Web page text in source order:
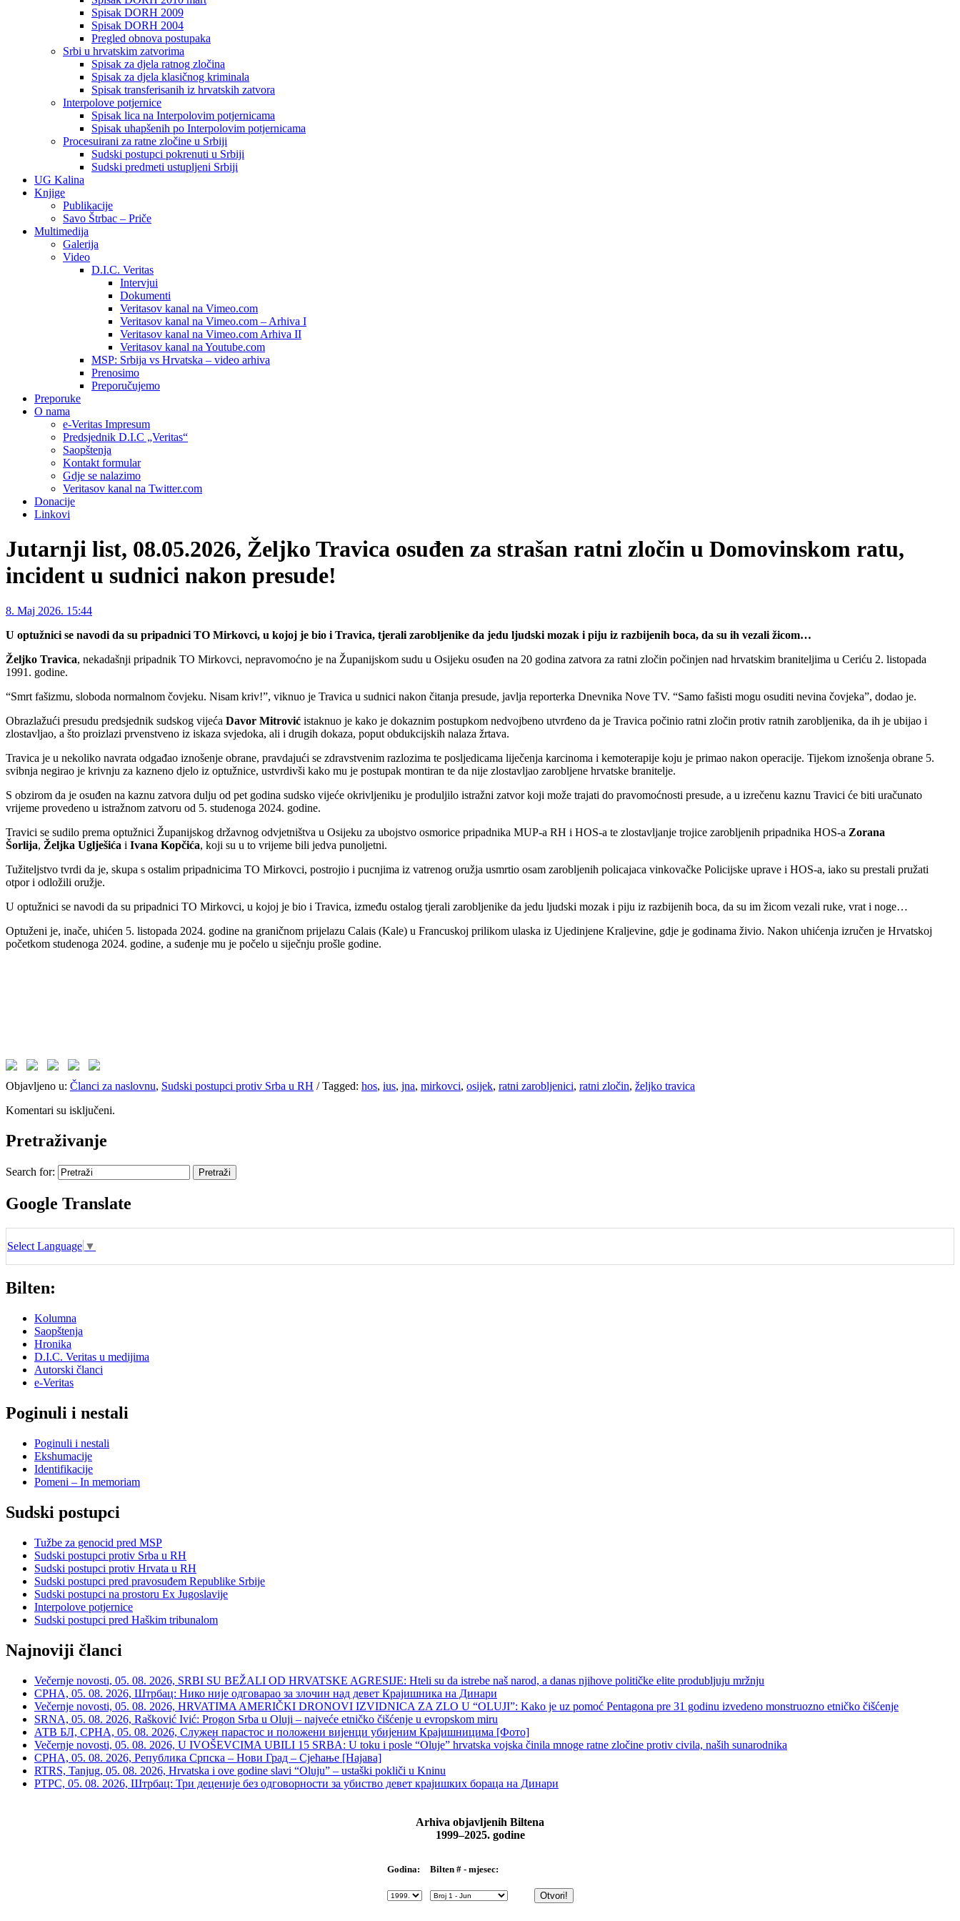
Spisak DORH 2009
Spisak DORH 2004
Pregled obnova postupaka
Srbi u hrvatskim zatvorima
Spisak za djela ratnog zločina
Spisak za djela klasičnog kriminala
Spisak transferisanih iz hrvatskih zatvora
Interpolove potjernice
Spisak lica na Interpolovim potjernicama
Spisak uhapšenih po Interpolovim potjernicama
Procesuirani za ratne zločine u Srbiji
Sudski postupci pokrenuti u Srbiji
Sudski predmeti ustupljeni Srbiji
UG Kalina
Knjige
Publikacije
Savo Štrbac – Priče
Multimedija
Galerija
Video
D.I.C. Veritas
Intervjui
Dokumenti
Veritasov kanal na Vimeo.com
Veritasov kanal na Vimeo.com – Arhiva I
Veritasov kanal na Vimeo.com Arhiva II
Veritasov kanal na Youtube.com
MSP: Srbija vs Hrvatska – video arhiva
Prenosimo
Preporučujemo
Preporuke
O nama
e-Veritas Impresum
Predsjednik D.I.C „Veritas“
Saopštenja
Kontakt formular
Gdje se nalazimo
Veritasov kanal na Twitter.com
Donacije
Linkovi
Jutarnji list, 08.05.2026, Željko Travica osuđen za strašan ratni zločin u Domovinskom ratu,
incident u sudnici nakon presude!
8. Maj 2026. 15:44
U optužnici se navodi da su pripadnici TO Mirkovci, u kojoj je bio i Travica, tjerali zarobljenike da jedu ljudski mozak i piju iz razbijenih boca, da su ih vezali žicom…
Željko Travica, nekadašnji pripadnik TO Mirkovci, nepravomoćno je na Županijskom sudu u Osijeku osuđen na 20 godina zatvora za ratni zločin počinjen nad hrvatskim braniteljima u Ceriću 2. listopada
1991. godine.
“Smrt fašizmu, sloboda normalnom čovjeku. Nisam kriv!”, viknuo je Travica u sudnici nakon čitanja presude, javlja reporterka Dnevnika Nove TV. “Samo fašisti mogu osuditi nevina čovjeka”, dodao je.
Obrazlažući presudu predsjednik sudskog vijeća Davor Mitrović istaknuo je kako je dokaznim postupkom nedvojbeno utvrđeno da je Travica počinio ratni zločin protiv ratnih zarobljenika, da ih je ubijao i
zlostavljao, a što proizlazi prvenstveno iz iskaza svjedoka, ali i drugih dokaza, poput obdukcijskih nalaza žrtava.
Travica je u nekoliko navrata odgađao iznošenje obrane, pravdajući se zdravstvenim razlozima te posljedicama liječenja karcinoma i kemoterapije koju je primao nakon operacije. Tijekom iznošenja obrane 5.
svibnja negirao je krivnju za kazneno djelo iz optužnice, ustvrdivši kako mu je postupak montiran te da nije zlostavljao zarobljene hrvatske branitelje.
S obzirom da je osuđen na kaznu zatvora dulju od pet godina sudsko vijeće okrivljeniku je produljilo istražni zatvor koji može trajati do pravomoćnosti presude, a u izrečenu kaznu Travici će biti uračunato
vrijeme provedeno u istražnom zatvoru od 5. studenoga 2024. godine.
Travici se sudilo prema optužnici Županijskog državnog odvjetništva u Osijeku za ubojstvo osmorice pripadnika MUP-a RH i HOS-a te zlostavljanje trojice zarobljenih pripadnika HOS-a Zorana
Šorlija, Željka Uglješića i Ivana Kopčića, koji su u to vrijeme bili jedva punoljetni.
Tužiteljstvo tvrdi da je, skupa s ostalim pripadnicima TO Mirkovci, postrojio i pucnjima iz vatrenog oružja usmrtio osam zarobljenih policajaca vinkovačke Policijske uprave i HOS-a, iako su prestali pružati
otpor i odložili oružje.
U optužnici se navodi da su pripadnici TO Mirkovci, u kojoj je bio i Travica, između ostalog tjerali zarobljenike da jedu ljudski mozak i piju iz razbijenih boca, da su im žicom vezali ruke, vrat i noge…
Optuženi je, inače, uhićen 5. listopada 2024. godine na graničnom prijelazu Calais (Kale) u Francuskoj prilikom ulaska iz Ujedinjene Kraljevine, gdje je godinama živio. Nakon uhićenja izručen je Hrvatskoj
početkom studenoga 2024. godine, a suđenje mu je počelo u siječnju prošle godine.
Objavljeno u: Članci za naslovnu, Sudski postupci protiv Srba u RH /Tagged: hos, ius, jna, mirkovci, osijek, ratni zarobljenici, ratni zločin, željko travica
Komentari su isključeni.
Pretraživanje
Search for:
Google Translate
Select Language ▼
Bilten:
Kolumna
Saopštenja
Hronika
D.I.C. Veritas u medijima
Autorski članci
e-Veritas
Poginuli i nestali
Poginuli i nestali
Ekshumacije
Identifikacije
Pomeni – In memoriam
Sudski postupci
Tužbe za genocid pred MSP
Sudski postupci protiv Srba u RH
Sudski postupci protiv Hrvata u RH
Sudski postupci pred pravosuđem Republike Srbije
Sudski postupci na prostoru Ex Jugoslavije
Interpolove potjernice
Sudski postupci pred Haškim tribunalom
Najnoviji članci
Večernje novosti, 05. 08. 2026, SRBI SU BEŽALI OD HRVATSKE AGRESIJE: Hteli su da istrebe naš narod, a danas njihove političke elite produbljuju mržnju
СРНА, 05. 08. 2026, Штрбац: Нико није одговарао за злочин над девет Крајишника на Динари
Večernje novosti, 05. 08. 2026, HRVATIMA AMERIČKI DRONOVI IZVIDNICA ZA ZLO U “OLUJI”: Kako je uz pomoć Pentagona pre 31 godinu izvedeno monstruozno etničko čišćenje
SRNA, 05. 08. 2026, Rašković Ivić: Progon Srba u Oluji – najveće etničko čišćenje u evropskom miru
АТВ БЛ, СРНА, 05. 08. 2026, Служен парастос и положени вијенци убијеним Крајишницима [Фото]
Večernje novosti, 05. 08. 2026, U IVOŠEVCIMA UBILI 15 SRBA: U toku i posle “Oluje” hrvatska vojska činila mnoge ratne zločine protiv civila, naših sunarodnika
СРНА, 05. 08. 2026, Република Српска – Нови Град – Сјећање [Најава]
RTRS, Tanjug, 05. 08. 2026, Hrvatska i ove godine slavi “Oluju” – ustaški pokliči u Kninu
РТРС, 05. 08. 2026, Штрбац: Три деценије без одговорности за убиство девет крајишких бораца на Динари
Arhiva objavljenih Biltena
1999–2025. godine
Godina: Bilten # - mjesec: